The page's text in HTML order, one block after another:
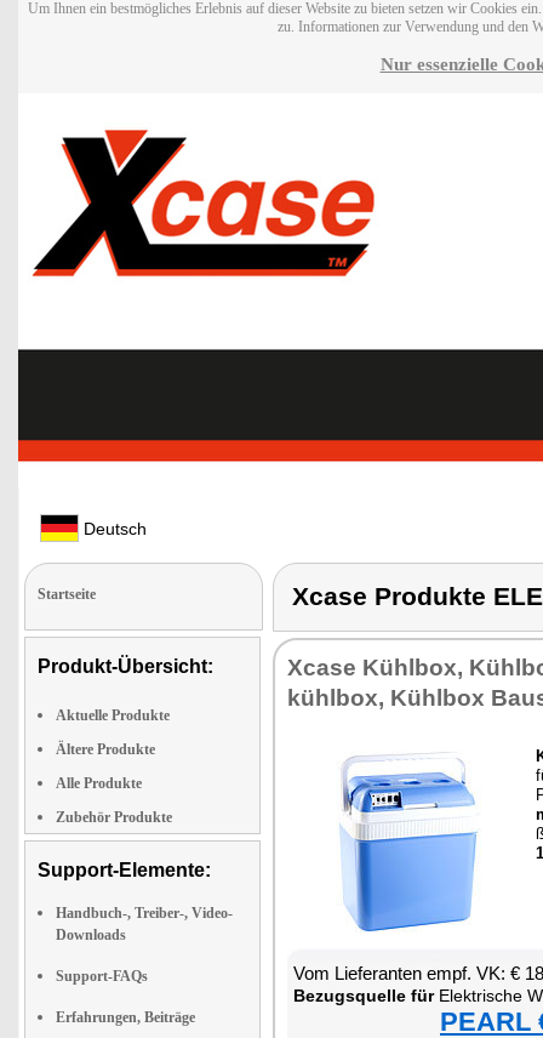
Um Ihnen ein bestmögliches Erlebnis auf dieser Website zu bieten setzen wir Cookies
zu. Informationen zur Verwendung und den
Nur essenzielle
Deutsch
Startseite
Produkt-Übersicht:
Aktuelle Produkte
Ältere Produkte
Alle Produkte
Zubehör Produkte
Support-Elemente:
Handbuch-, Treiber-, Video-
Downloads
Support-FAQs
Erfahrungen, Beiträge
Xcase Produkte
Xca­se Kühl­box,
kühl­box, Kühl­box
Vom Lie­fe­ran­ten empf. VK: €
Be­zugs­quel­le fürElek­tri­sche Wär­me-
PEARL